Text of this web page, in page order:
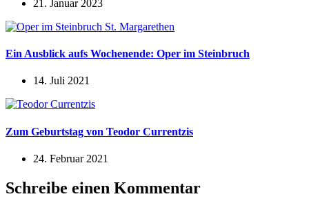
21. Januar 2023
Ein Ausblick aufs Wochenende: Oper im Steinbruch
14. Juli 2021
Zum Geburtstag von Teodor Currentzis
24. Februar 2021
Schreibe einen Kommentar